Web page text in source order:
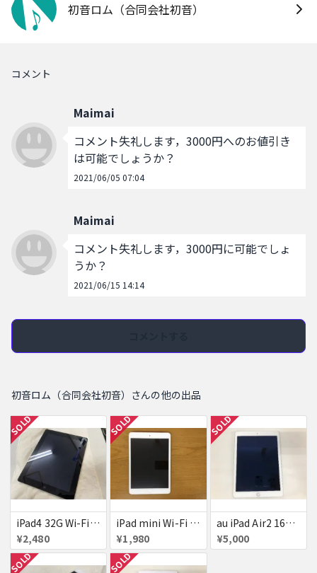
初音ロム（合同会社初音）
コメント
Maimai
コメント失礼します，3000円へのお値引き
は可能でしょうか？
2021/06/05 07:04
Maimai
コメント失礼します，3000円に可能でしょ
うか？
2021/06/15 14:14
初音ロム（合同会社初音）さんの他の出品
SOLD
iPad4 32G Wi-Fi A1458★アクチロック 03007-038
¥2,480
SOLD
iPad mini Wi-Fi 初代★アクチロック 02038-094
¥1,980
SOLD
au iPad Air2 16G★アクチロック 03012-013
¥5,000
SOLD SOLD